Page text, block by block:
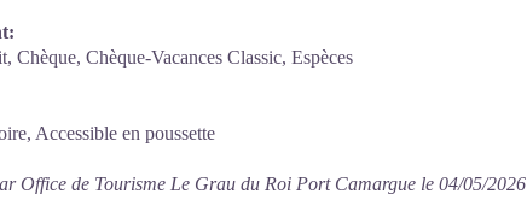
Chèque, Chèque-Vacances Classic, Espèces
Accessible en poussette
Office de Tourisme Le Grau du Roi Port Camargue le 04/05/2026